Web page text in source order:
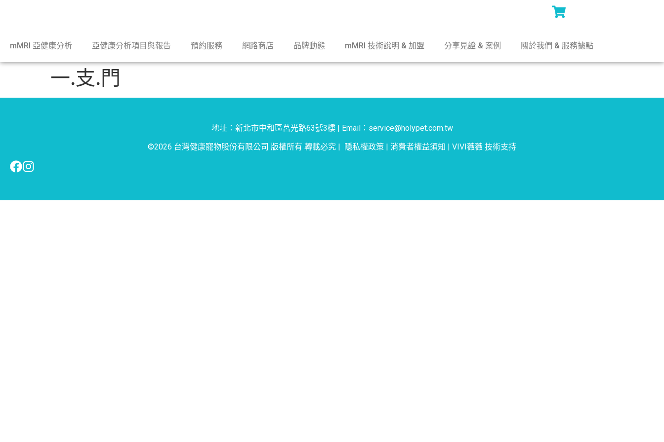
mMRI 亞健康分析 亞健康分析項目與報告 預約服務 網路商店 品牌動態 mMRI 技術說明 & 加盟 分享見證 & 案例 關於我們 & 服務據點
一.支.門
地址：新北市中和區莒光路63號3樓 | Email：service@holypet.com.tw
©2026 台灣健康寵物股份有限公司 版權所有 轉載必究 | 隱私權政策 消費者權益須知 VIVI薇薇 技術支持